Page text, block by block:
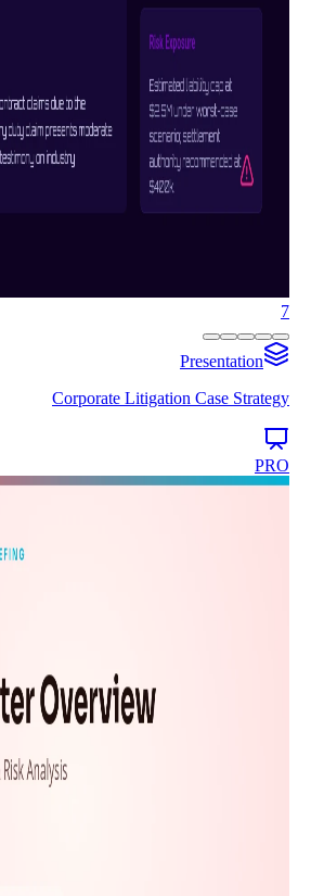
7
Presentation
Corporate Litigation Case Strategy
PRO